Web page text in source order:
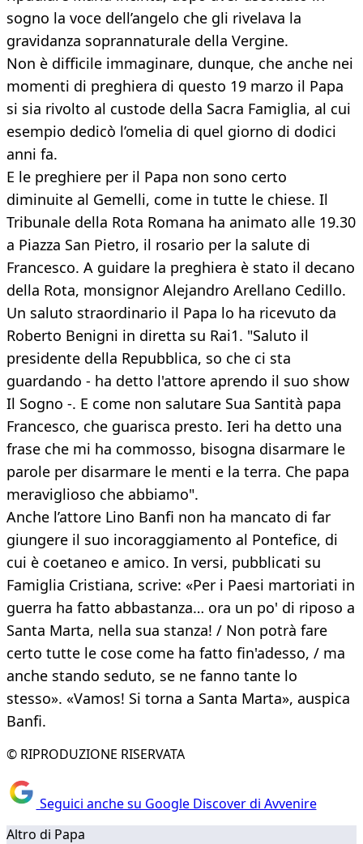
sogno la voce dell’angelo che gli rivelava la
gravidanza soprannaturale della Vergine.
Non è difficile immaginare, dunque, che anche nei
momenti di preghiera di questo 19 marzo il Papa
si sia rivolto al custode della Sacra Famiglia, al cui
esempio dedicò l’omelia di quel giorno di dodici
anni fa.
E le preghiere per il Papa non sono certo
diminuite al Gemelli, come in tutte le chiese. Il
Tribunale della Rota Romana ha animato alle 19.30
a Piazza San Pietro, il rosario per la salute di
Francesco. A guidare la preghiera è stato il decano
della Rota, monsignor Alejandro Arellano Cedillo.
Un saluto straordinario il Papa lo ha ricevuto da
Roberto Benigni in diretta su Rai1. "Saluto il
presidente della Repubblica, so che ci sta
guardando - ha detto l'attore aprendo il suo show
Il Sogno -. E come non salutare Sua Santità papa
Francesco, che guarisca presto. Ieri ha detto una
frase che mi ha commosso, bisogna disarmare le
parole per disarmare le menti e la terra. Che papa
meraviglioso che abbiamo".
Anche l’attore Lino Banfi non ha mancato di far
giungere il suo incoraggiamento al Pontefice, di
cui è coetaneo e amico. In versi, pubblicati su
Famiglia Cristiana, scrive: «Per i Paesi martoriati in
guerra ha fatto abbastanza… ora un po' di riposo a
Santa Marta, nella sua stanza! / Non potrà fare
certo tutte le cose come ha fatto fin'adesso, / ma
anche stando seduto, se ne fanno tante lo
stesso». «Vamos! Si torna a Santa Marta», auspica
Banfi.
© RIPRODUZIONE RISERVATA
Seguici anche su Google Discover di Avvenire
Altro di Papa